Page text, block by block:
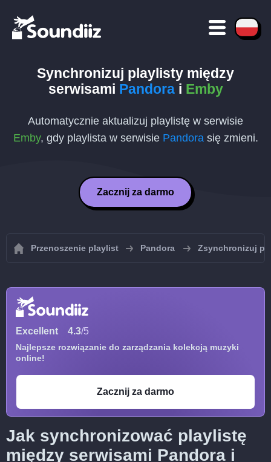
Synchronizuj playlisty między
serwisami Pandorai Emby
Automatycznie aktualizuj playlistę w serwisie
Emby, gdy playlista w serwisie Pandorasię zmieni.
Zacznij za darmo
Przenoszenie playlist Pandora Zsynchronizuj
Excellent 4.3/5
Najlepsze rozwiązanie do zarządzania kolekcją muzyki
online!
Zacznij za darmo
Jak synchronizować playlistę
między serwisami Pandora i